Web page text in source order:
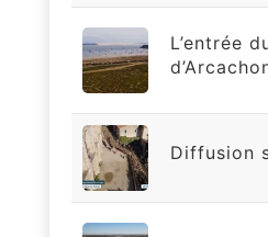
L’entrée
Diffusion